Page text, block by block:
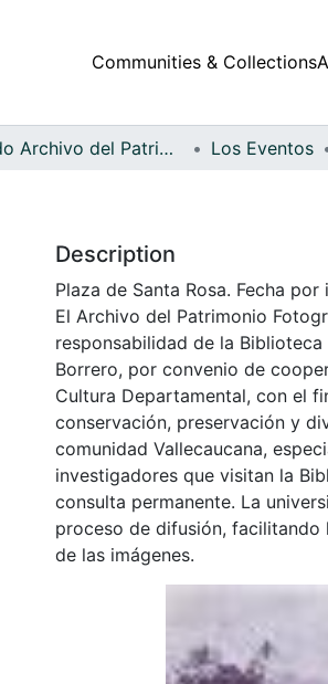
Communities & Collections
Fondo Archivo del Patrimonio Fotográfico y Fílmico del Valle del Cauca Los Eventos
Description
Plaza de Santa Rosa. Fecha
El Archivo del Patrimonio
responsabilidad de la
Borrero, por convenio de
Cultura Departamental, con el
conservación, preservación y
comunidad Vallecaucana,
investigadores que visitan la
consulta permanente. La
proceso de difusión,
de las imágenes.